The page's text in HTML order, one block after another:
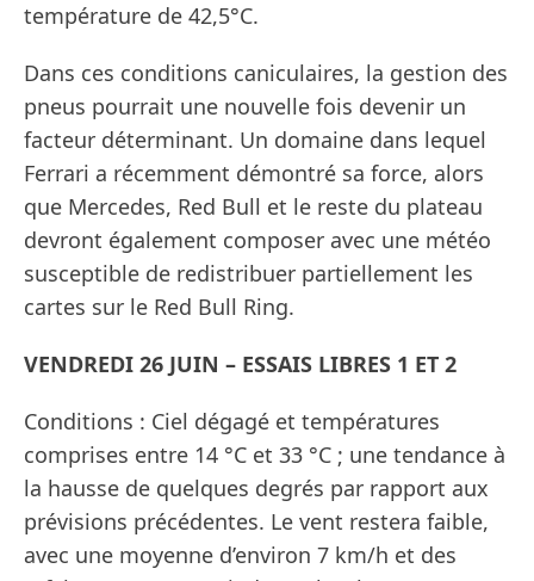
température de 42,5°C.
Dans ces conditions caniculaires, la gestion des
pneus pourrait une nouvelle fois devenir un
facteur déterminant. Un domaine dans lequel
Ferrari a récemment démontré sa force, alors
que Mercedes, Red Bull et le reste du plateau
devront également composer avec une météo
susceptible de redistribuer partiellement les
cartes sur le Red Bull Ring.
VENDREDI 26 JUIN – ESSAIS LIBRES 1 ET 2
Conditions : Ciel dégagé et températures
comprises entre 14 °C et 33 °C ; une tendance à
la hausse de quelques degrés par rapport aux
prévisions précédentes. Le vent restera faible,
avec une moyenne d’environ 7 km/h et des